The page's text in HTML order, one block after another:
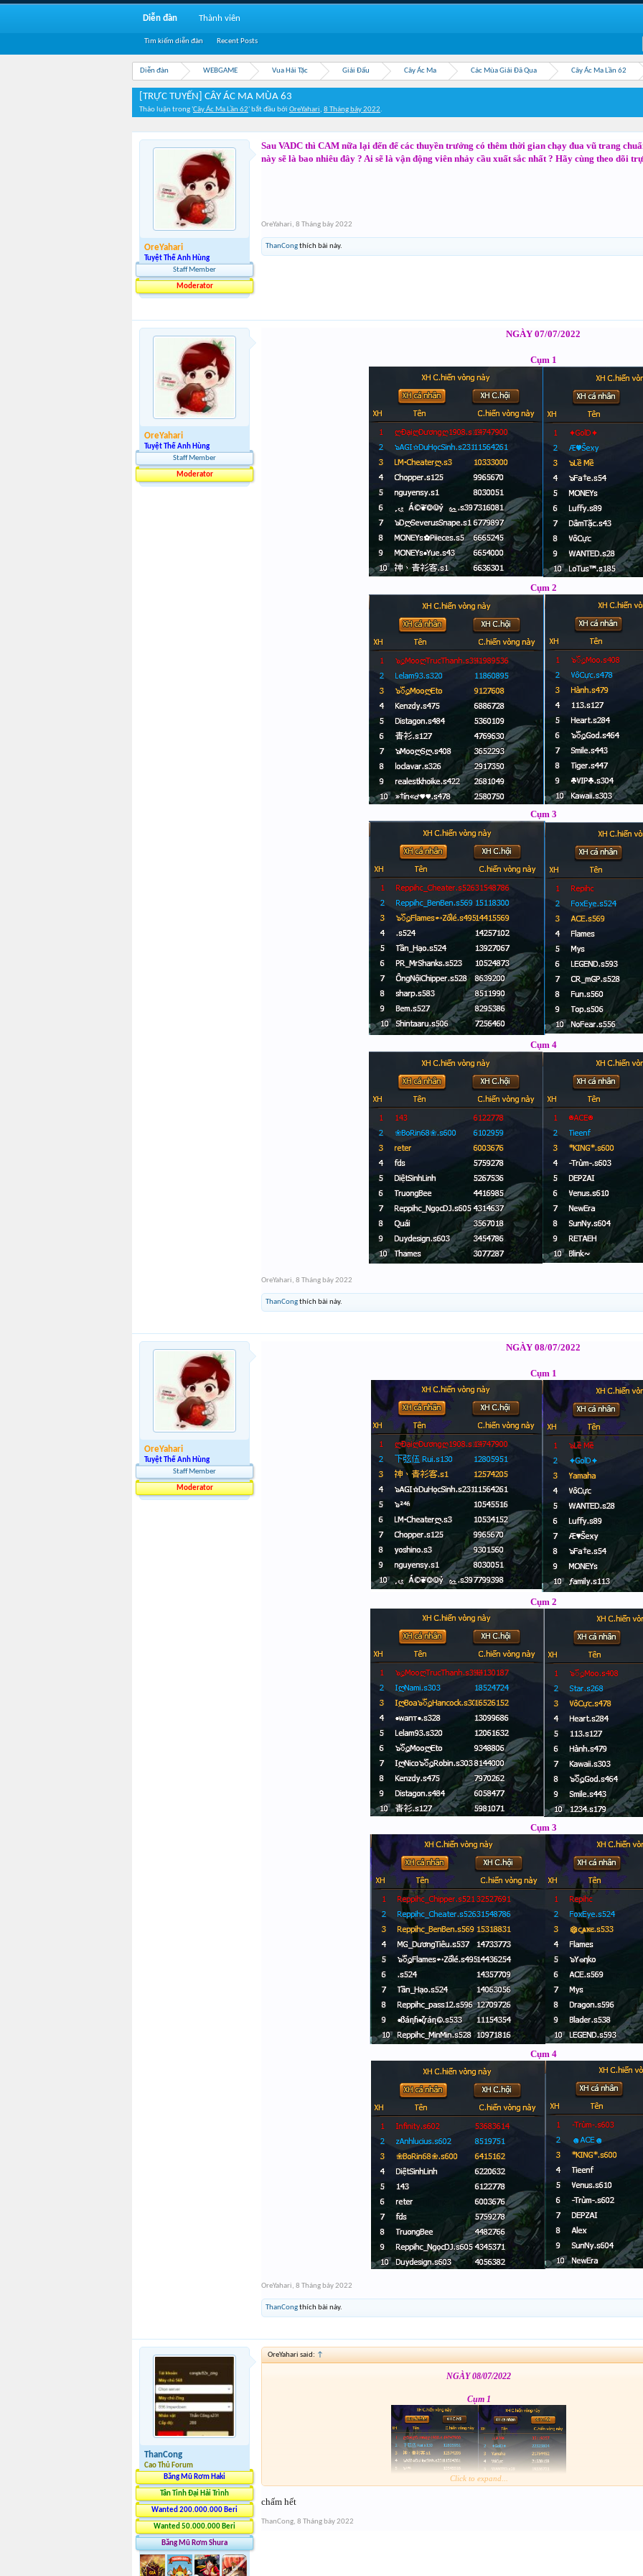
Diễn đàn WEBGAME Vua Hải Tặc Giải Đấu Cây Ác Ma Các Mùa Giải Đã Qua Cây Ác Ma Lần 62
[TRỰC TUYẾN] CÂY ÁC MA MÙA 63
Thảo luận trong 'Cây Ác Ma Lần 62' bắt đầu bởi OreYahari, 8 Tháng bảy 2022.
OreYahari
Tuyệt Thế Anh Hùng
Staff Member
Moderator
Sau VADC thì CAM nữa lại đến để các thuyền trưởng có thêm thời gian chạy đua vũ trang
này sẽ là bao nhiêu đây ? Ai sẽ là vận động viên nhảy cầu xuất sắc nhất ? Hãy cùng theo dõi
OreYahari, 8 Tháng bảy 2022
ThanCongthích bài này.
OreYahari
Tuyệt Thế Anh Hùng
Staff Member
Moderator
NGÀY 07/07/2022
Cụm 1
Cụm 2
Cụm 3
Cụm 4
OreYahari, 8 Tháng bảy 2022
ThanCongthích bài này.
OreYahari
Tuyệt Thế Anh Hùng
Staff Member
Moderator
NGÀY 08/07/2022
Cụm 1
Cụm 2
Cụm 3
Cụm 4
OreYahari, 8 Tháng bảy 2022
ThanCongthích bài này.
ThanCong
Cao Thủ Forum
Băng Mũ Rơm Haki
Tân Tinh Đại Hải Trình
Wanted 200.000.000 Beri
Wanted 50.000.000 Beri
Băng Mũ Rơm Shura
OreYahari said: ↑
NGÀY 08/07/2022
Cụm 1
Click to expand...
chấm hết
ThanCong, 8 Tháng bảy 2022
Diễn đàn
Tìm kiếm diễn đàn Recent Posts
Thành viên